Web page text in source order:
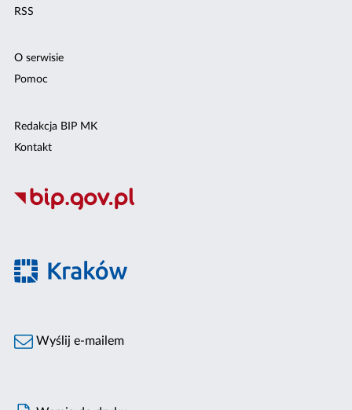
RSS
O serwisie
Pomoc
Redakcja BIP MK
Kontakt
Wyślij e-mailem